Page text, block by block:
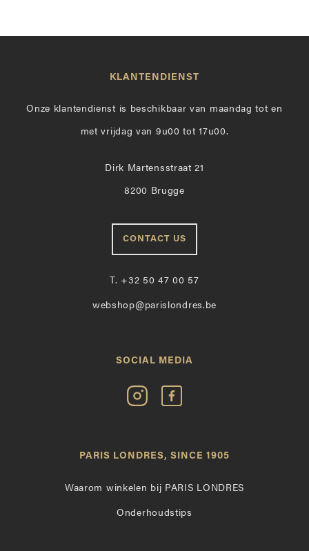
KLANTENDIENST
Onze klantendienst is beschikbaar van maandag tot en
met vrijdag van 9u00 tot 17u00.
Dirk Martensstraat 21
8200 Brugge
CONTACT US
T. +32 50 47 00 57
webshop@parislondres.be
SOCIAL MEDIA
Volg
Paris
Instagram
Vind
op
PARIS LONDRES, SINCE 1905
Waarom winkelen bij PARIS LONDRES
Onderhoudstips